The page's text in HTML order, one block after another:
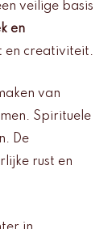
veilige basis
en
en creativiteit.
van
Spirituele
De
rust en